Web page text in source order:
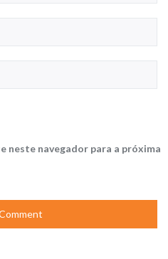
neste navegador para a próxima